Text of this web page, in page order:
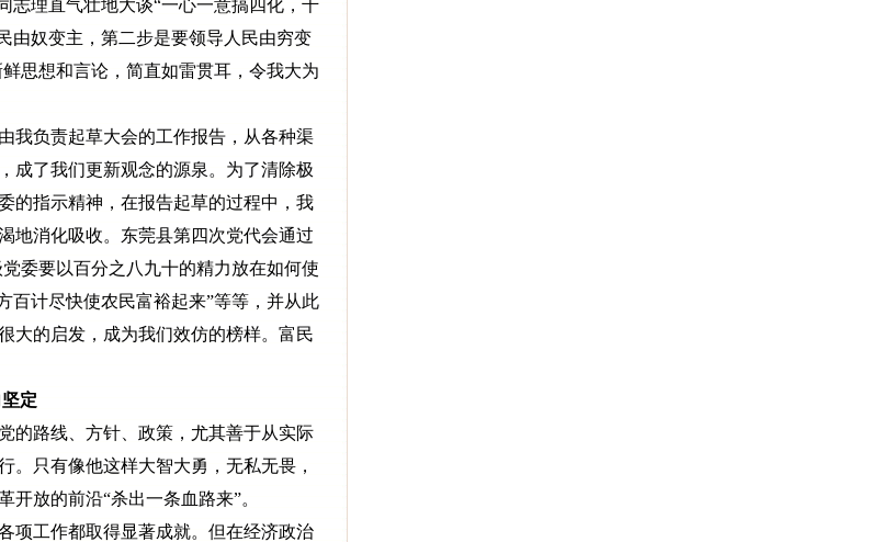
志理直气壮地大谈“一心一意搞四化，千
由奴变主，第二步是要领导人民由穷变
思想和言论，简直如雷贯耳，令我大为
我负责起草大会的工作报告，从各种渠
成了我们更新观念的源泉。为了清除极
的指示精神，在报告起草的过程中，我
地消化吸收。东莞县第四次党代会通过
委要以百分之八九十的精力放在如何使
百计尽快使农民富裕起来”等等，并从此
大的启发，成为我们效仿的榜样。富民
定
的路线、方针、政策，尤其善于从实际
。只有像他这样大智大勇，无私无畏，
放的前沿“杀出一条血路来”。
项工作都取得显著成就。但在经济政治